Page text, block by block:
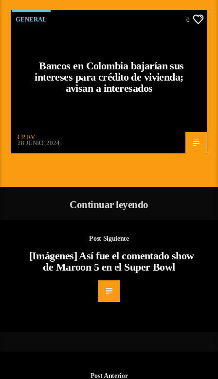
GENERAL 0
Bancos en Colombia bajarían sus
intereses para crédito de vivienda;
avisan a interesados
CP RV
28 JUNIO, 2024
Continuar leyendo
Post Siguiente
[Imágenes] Así fue el comentado show
de Maroon 5 en el Super Bowl
Post Anterior